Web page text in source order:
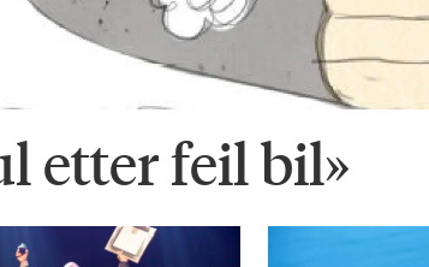
etter feil bil»